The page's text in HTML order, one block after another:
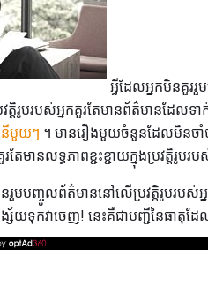
អ្វីដែលអ្នកមិនគួររួ
ត្តិរូបរបស់អ្នកគួរតែមានព័ត៌មានដែលទ
បនីមួយៗ ។ មានរឿងមួយចំនួនដែលមិនចាំប
តែមានលទ្ធភាពខ្ជះខ្ជាយក្នុងប្រវត្
នរួមបញ្ចូលព័ត៌មាននៅលើប្រវត្តិរូបរប
យទុកវាចេញ! នេះគឺជាបញ្ជីនៃធាតុដែ